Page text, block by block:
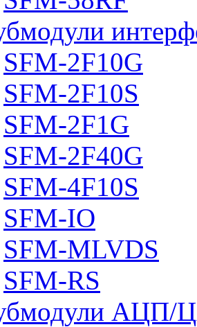
SFM-2F10G
SFM-2F10S
SFM-2F1G
SFM-2F40G
SFM-4F10S
SFM-IO
SFM-MLVDS
SFM-RS
АЦП/